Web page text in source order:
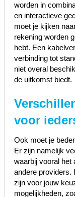
worden in
en interactieve
moet je kijken
rekening worden
hebt. Een
verbinding tot
niet overal
de uitkomst biedt.
voor
Ook moet je
Er zijn namelijk
waarbij vooral het
andere providers.
zijn voor jouw
mogelijkheden,